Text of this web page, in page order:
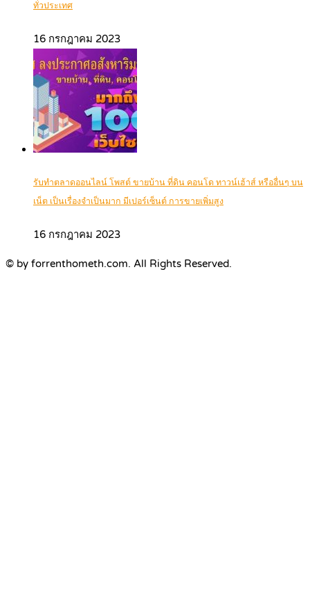
ทั่วประเทศ
16 กรกฎาคม 2023
รับทำตลาดออนไลน์ โพสต์ ขายบ้าน ที่ดิน คอนโด ทาวน์เฮ้าส์ หรืออื่นๆ บน
เน็ต เป็นเรื่องจำเป็นมาก มีเปอร์เซ็นต์ การขายเพิ่มสูง
16 กรกฎาคม 2023
© by forrenthometh.com. All Rights Reserved.